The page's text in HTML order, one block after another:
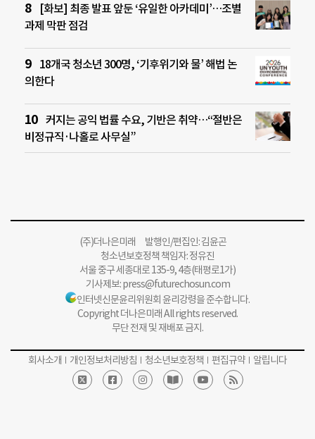
[화보] 최종 발표 앞둔 ‘유일한 아카데미’…조별
과제 막판 점검
18개국 청소년 300명, ‘기후위기와 물’ 해법 논
의한다
커지는 공익 법률 수요, 기반은 취약…“절반은
비정규직·나홀로 사무실”
(주)더나은미래 발행인/편집인: 김윤곤
청소년보호정책 책임자: 정유진
서울 중구 세종대로 135-9, 4층(태평로1가)
기사제보:press@futurechosun.com
인터넷신문윤리위원회 윤리강령을 준수합니다.
Copyright 더나은미래 All rights reserved.
무단 전재 및 재배포 금지.
회사소개 개인정보처리방침 청소년보호정책 편집규약 알립니다